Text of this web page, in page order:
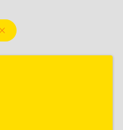
округ